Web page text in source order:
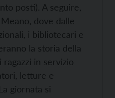
posti). A seguire,
dove dalle
i bibliotecari e
la storia della
ragazzi in servizio
letture e
giornata si